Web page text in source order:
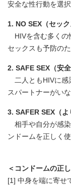
安全な性行動を選
1. NO SEX（セッ
HIVを含む多く
セックスも予防の
2. SAFE SEX（安全
二人ともHIVに感
スパートナーがい
3. SAFER SEX（よ
相手や自分が感
ンドームを正しく
＜コンドームの正
[1] 中身を端に寄せ